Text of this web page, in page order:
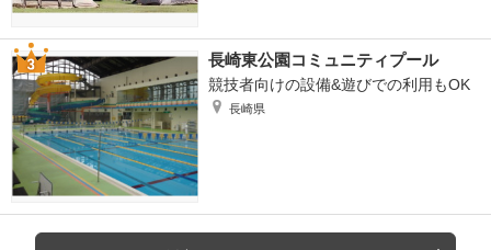
長崎東公園コミュニティプール
競技者向けの設備&遊びでの利用もOK
長崎県